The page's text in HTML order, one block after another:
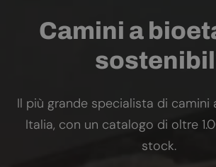
Camini a
Il più grande specialista di camini
Italia, con un catalogo di oltre
stock.